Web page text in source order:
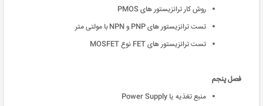
روش کار ترانزیستور های PMOS
تست ترانزیستور های PNP و NPN با مولتی متر
تست ترانزیستور های FET نوع MOSFET
فصل پنجم
منبع تغذیه یا Power Supply